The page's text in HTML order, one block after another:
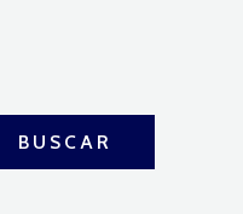
BUSCAR